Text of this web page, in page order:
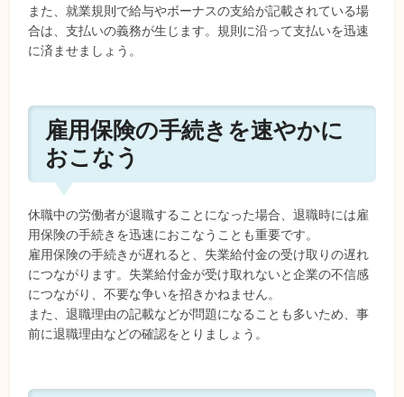
また、就業規則で給与やボーナスの支給が記載されている場
合は、支払いの義務が生じます。規則に沿って支払いを迅速
に済ませましょう。
雇用保険の手続きを速やかに
おこなう
休職中の労働者が退職することになった場合、退職時には雇
用保険の手続きを迅速におこなうことも重要です。
雇用保険の手続きが遅れると、失業給付金の受け取りの遅れ
につながります。失業給付金が受け取れないと企業の不信感
につながり、不要な争いを招きかねません。
また、退職理由の記載などが問題になることも多いため、事
前に退職理由などの確認をとりましょう。